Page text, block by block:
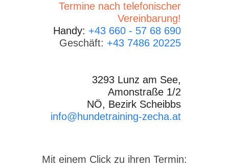
Termine nach telefonischer
Vereinbarung!
Handy: +43 660 - 57 68 690
Geschäft: +43 7486 20225
3293 Lunz am See,
Amonstraße 1/2
NÖ, Bezirk Scheibbs
info@hundetraining-zecha.at
Mit einem Click zu ihren Termin: